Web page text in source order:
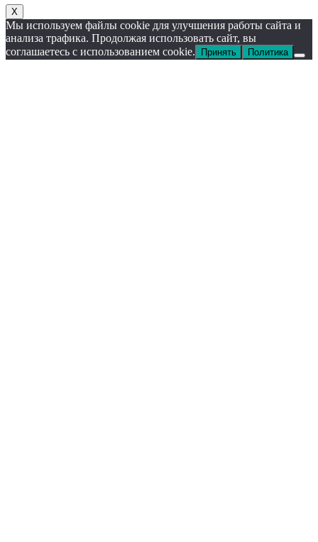
X
Мы используем файлы cookie для улучшения работы сайта и
анализа трафика. Продолжая использовать сайт, вы
соглашаетесь с использованием cookie.
Принять Политика